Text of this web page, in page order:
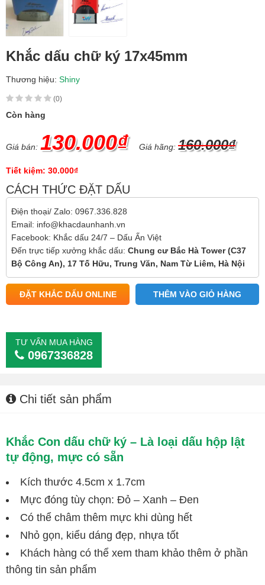
Khắc dấu chữ ký 17x45mm
Thương hiệu: Shiny
(0)
Còn hàng
Giá bán: 130.000₫ Giá hãng: 160.000₫
Tiết kiệm: 30.000₫
CÁCH THỨC ĐẶT DẤU
Điện thoại/ Zalo: 0967.336.828
Email: info@khacdaunhanh.vn
Facebook: Khắc dấu 24/7 – Dấu Ấn Việt
Đến trực tiếp xưởng khắc dấu: Chung cư Bắc Hà Tower (C37
Bộ Công An), 17 Tố Hữu, Trung Văn, Nam Từ Liêm, Hà Nội
ĐẶT KHẮC DẤU ONLINE THÊM VÀO GIỎ HÀNG
TƯ VẤN MUA HÀNG
0967336828
Chi tiết sản phẩm
Khắc Con dấu chữ ký – Là loại dấu hộp lật
tự động, mực có sẵn
Kích thước 4.5cm x 1.7cm
Mực đóng tùy chọn: Đỏ – Xanh – Đen
Có thể châm thêm mực khi dùng hết
Nhỏ gọn, kiểu dáng đẹp, nhựa tốt
Khách hàng có thể xem tham khảo thêm ở phần
thông tin sản phẩm